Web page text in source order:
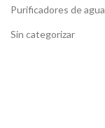
Purificadores de agua
Sin categorizar